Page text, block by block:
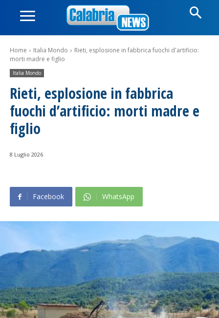
Home Italia Mondo
Rieti, esplosione in fabbrica fuochi d'artificio:
morti madre e figlio
Italia Mondo
Rieti, esplosione in fabbrica
fuochi d’artificio: morti madre e
figlio
8 Luglio 2026
Facebook WhatsApp